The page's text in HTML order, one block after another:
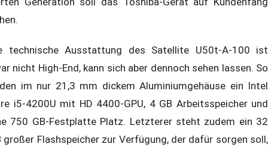
technische Ausstattung des Satellite U50t-A-100 ist
nicht High-End, kann sich aber dennoch sehen lassen. So
im nur 21,3 mm dickem Aluminiumgehäuse ein Intel
i5-4200U mit HD 4400-GPU, 4 GB Arbeitsspeicher und
750 GB-Festplatte Platz. Letzterer steht zudem ein 32
großer Flashspeicher zur Verfügung, der dafür sorgen soll,